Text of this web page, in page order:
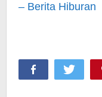
– Berita Hiburan